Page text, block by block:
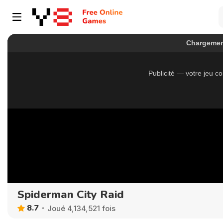
Spiderman City Raid
8.7 Joué 4,134,521 fois